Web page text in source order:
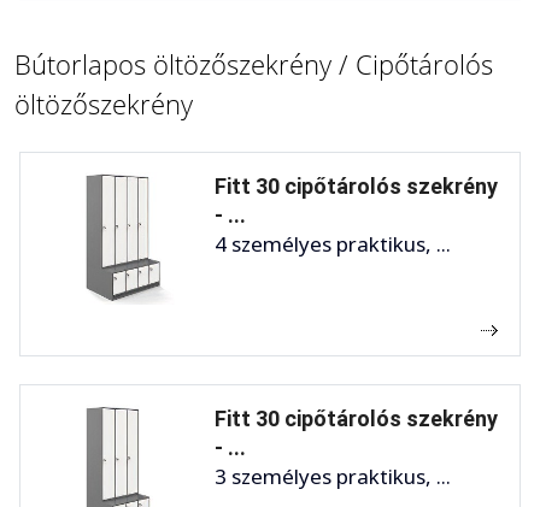
Bútorlapos öltözőszekrény / Cipőtárolós
öltözőszekrény
Fitt 30 cipőtárolós szekrény
- ...
4 személyes praktikus, ...
Fitt 30 cipőtárolós szekrény
- ...
3 személyes praktikus, ...